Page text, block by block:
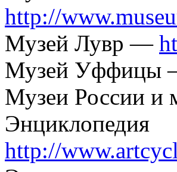
http://
Музей Лувр —
Музей Уффицы
Музеи России
http://